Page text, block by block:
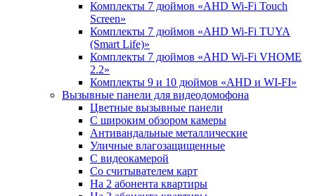
Комплекты 7 дюймов «AHD Wi-Fi Touch
Screen»
Комплекты 7 дюймов «AHD Wi-Fi TUYA
(Smart Life)»
Комплекты 7 дюймов «AHD Wi-Fi VHOME
2.2»
Комплекты 9 и 10 дюймов «AHD и WI-FI»
Вызывные панели для видеодомофона
Цветные вызывные панели
С широким обзором камеры
Антивандальные металлические
Уличные влагозащищенные
С видеокамерой
Со считывателем карт
На 2 абонента квартиры